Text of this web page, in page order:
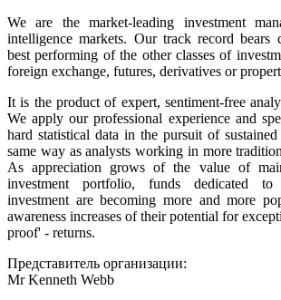
We are the market-leading investment
intelligence markets. Our track record bears
best performing of the other classes of
foreign exchange, futures, derivatives or
It is the product of expert, sentiment-free
We apply our professional experience and
hard statistical data in the pursuit of
same way as analysts working in more
As appreciation grows of the value of
investment portfolio, funds dedicated to
investment are becoming more and more
awareness increases of their potential for
proof' - returns.
Представитель организации:
Mr Kenneth Webb